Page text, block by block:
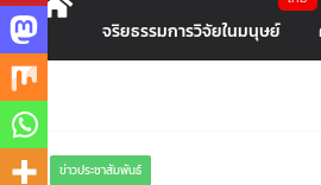
จริยธรรมการวิจัยในมนุษย์
ข่าวประชาสัมพันธ์